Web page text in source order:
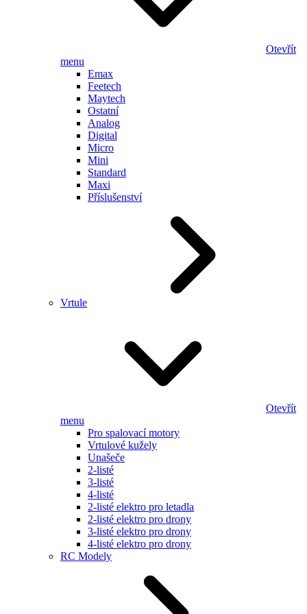
Otevřít
menu
Emax
Feetech
Maytech
Ostatní
Analog
Digital
Micro
Mini
Standard
Maxi
Příslušenství
Vrtule
Otevřít
menu
Pro spalovací motory
Vrtulové kužely
Unašeče
2-listé
3-listé
4-listé
2-listé elektro pro letadla
2-listé elektro pro drony
3-listé elektro pro drony
4-listé elektro pro drony
RC Modely